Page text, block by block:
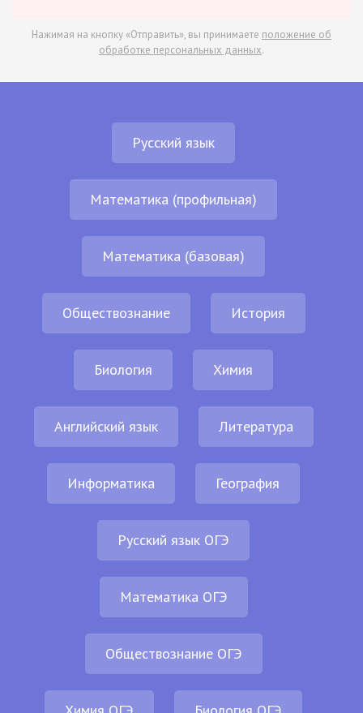
Нажимая на кнопку «Отправить», вы принимаете положение об
обработке персональных данных.
Русский язык
Математика (профильная)
Математика (базовая)
Обществознание История
Биология Химия
Английский язык Литература
Информатика География
Русский язык ОГЭ
Математика ОГЭ
Обществознание ОГЭ